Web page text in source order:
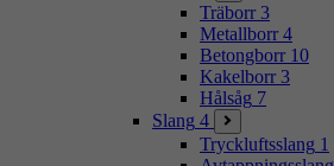
Träborr 3
Metallborr 4
Betongborr 10
Kakelborr 3
Hålsåg 7
Slang 4
Tryckluftsslang 1